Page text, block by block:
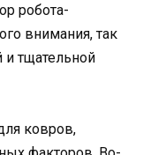
робота-
внимания, так
и тщательной
ковров,